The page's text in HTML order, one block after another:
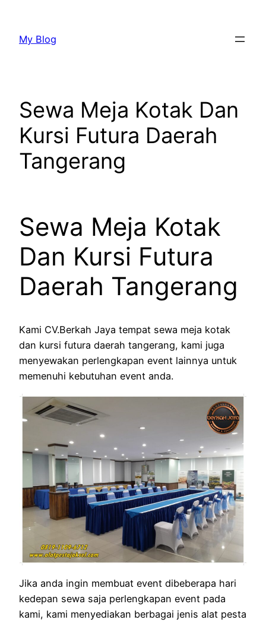
konten
My Blog
Sewa Meja Kotak Dan
Kursi Futura Daerah
Tangerang
Sewa Meja Kotak
Dan Kursi Futura
Daerah Tangerang
Kami CV.Berkah Jaya tempat sewa meja kotak
dan kursi futura daerah tangerang, kami juga
menyewakan perlengkapan event lainnya untuk
memenuhi kebutuhan event anda.
Jika anda ingin membuat event dibeberapa hari
kedepan sewa saja perlengkapan event pada
kami, kami menyediakan berbagai jenis alat pesta